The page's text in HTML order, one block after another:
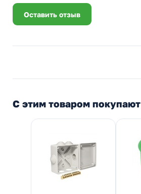
Оставить отзыв
С этим товаром покупают